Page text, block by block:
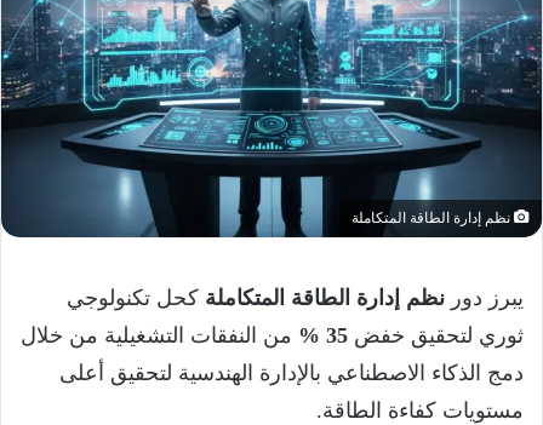
نظم إدارة الطاقة المتكاملة
يبرز دور نظم إدارة الطاقة المتكاملة كحل تكنولوجي
ثوري لتحقيق خفض 35 %
من النفقات التشغيلية من خلال
دمج الذكاء الاصطناعي بالإدارة الهندسية لتحقيق أعلى
مستويات كفاءة الطاقة.